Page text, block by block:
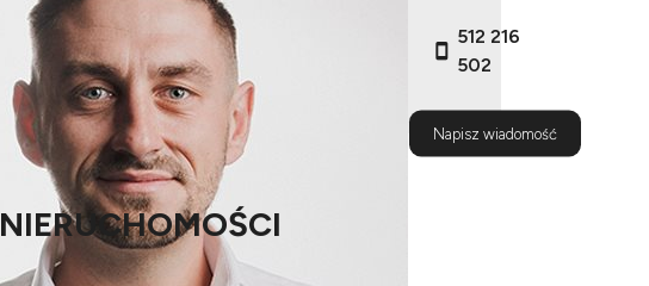
512 216
502
Napisz wiadomość
NIERUCHOMOŚCI